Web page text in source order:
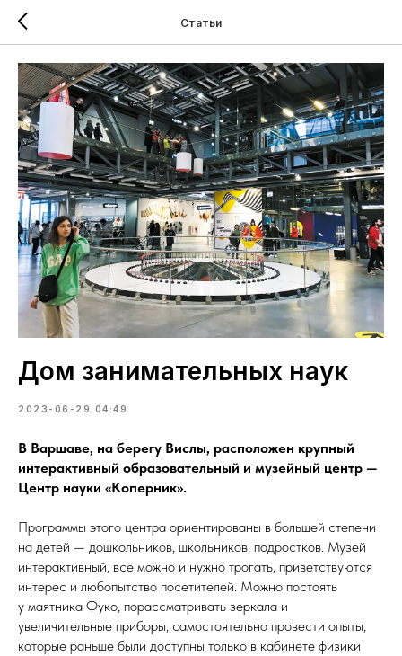
Статьи
Дом занимательных наук
2023-06-29 04:49
В Варшаве, на берегу Вислы, расположен крупный
интерактивный образовательный и музейный центр —
Центр науки «Коперник».
Программы этого центра ориентированы в большей степени
на детей — дошкольников, школьников, подростков. Музей
интерактивный, всё можно и нужно трогать, приветствуются
интерес и любопытство посетителей. Можно постоять
у маятника Фуко, порассматривать зеркала и
увеличительные приборы, самостоятельно провести опыты,
которые раньше были доступны только в кабинете физики